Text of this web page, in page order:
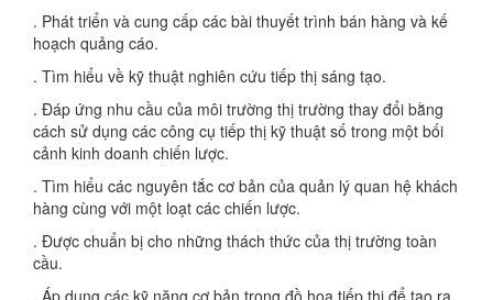
. Phát triển và cung cấp các bài thuyết trình bán hàng và kế
hoạch quảng cáo.
. Tìm hiểu về kỹ thuật nghiên cứu tiếp thị sáng tạo.
. Đáp ứng nhu cầu của môi trường thị trường thay đổi bằng
cách sử dụng các công cụ tiếp thị kỹ thuật số trong một bối
cảnh kinh doanh chiến lược.
. Tìm hiểu các nguyên tắc cơ bản của quản lý quan hệ khách
hàng cùng với một loạt các chiến lược.
. Được chuẩn bị cho những thách thức của thị trường toàn
cầu.
. Áp dụng các kỹ năng cơ bản trong đồ họa tiếp thị để tạo ra